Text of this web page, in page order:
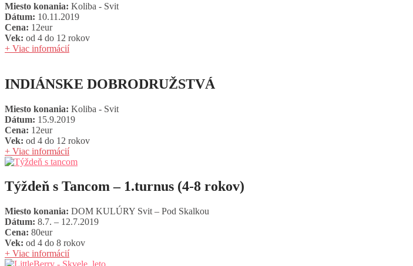
Miesto konania: Koliba - Svit
Dátum: 10.11.2019
Cena: 12eur
Vek: od 4 do 12 rokov
+ Viac informácií
INDIÁNSKE DOBRODRUŽSTVÁ
Miesto konania: Koliba - Svit
Dátum: 15.9.2019
Cena: 12eur
Vek: od 4 do 12 rokov
+ Viac informácií
Týždeň s Tancom – 1.turnus (4-8 rokov)
Miesto konania: DOM KULÚRY Svit – Pod Skalkou
Dátum: 8.7. – 12.7.2019
Cena: 80eur
Vek: od 4 do 8 rokov
+ Viac informácií